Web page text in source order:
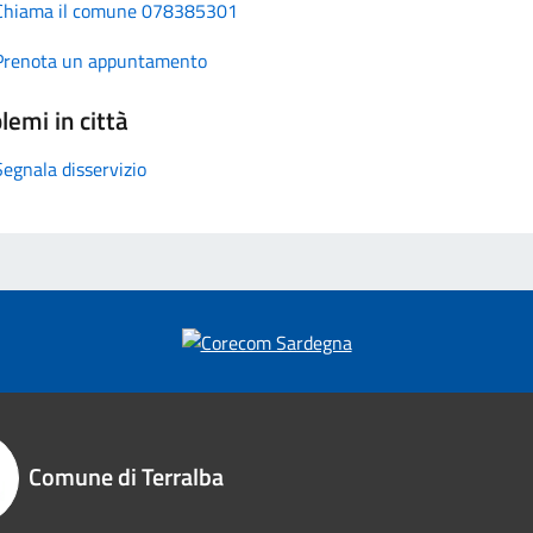
il comune 078385301
un appuntamento
in città
disservizio
Comune di Terralba